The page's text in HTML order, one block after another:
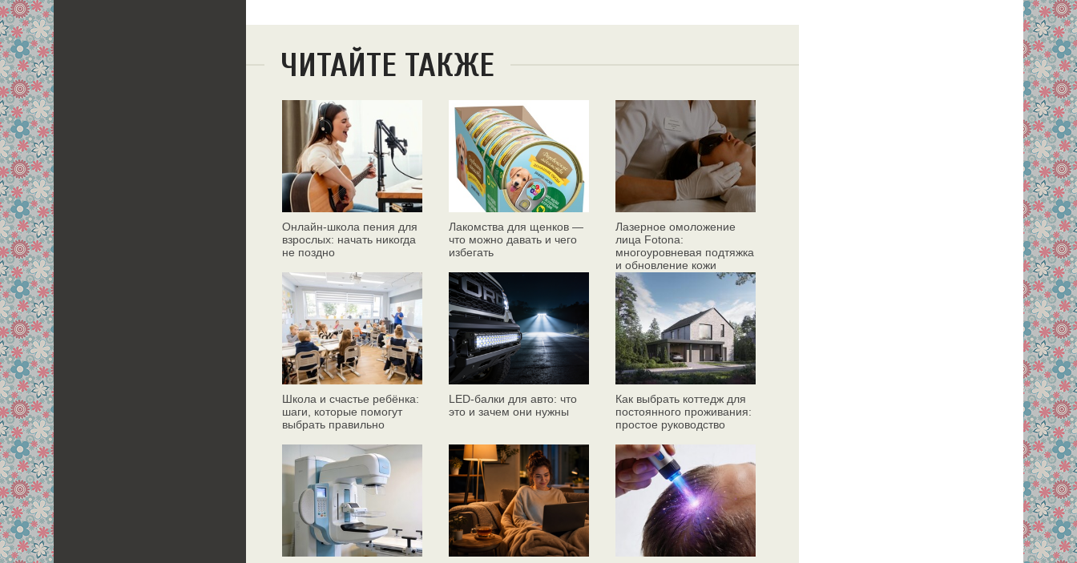
ЧИТАЙТЕ ТАКЖЕ
Онлайн‑школа пения для
взрослых: начать никогда
не поздно
Лакомства для щенков —
что можно давать и чего
избегать
Лазерное омоложение
лица Fotona:
многоуровневая подтяжка
и обновление кожи
Школа и счастье ребёнка:
шаги, которые помогут
выбрать правильно
LED-балки для авто: что
это и зачем они нужны
Как выбрать коттедж для
постоянного проживания:
простое руководство